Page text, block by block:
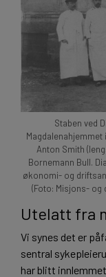
Staben ved
Magdalenahjemmet
Anton Smith
Bornemann Bull.
økonomi- og
(Foto: Misjons- og
Utelatt fra
Vi synes det er
sentral
har blitt